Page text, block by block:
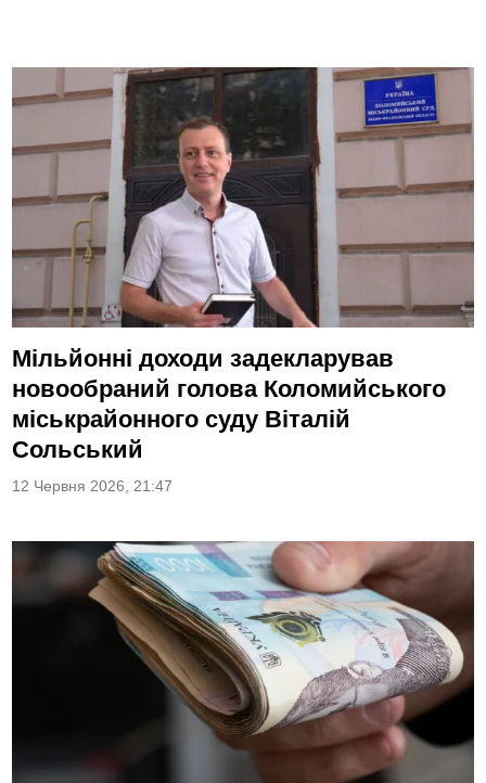
Мільйонні доходи задекларував
новообраний голова Коломийського
міськрайонного суду Віталій
Сольський
12 Червня 2026, 21:47